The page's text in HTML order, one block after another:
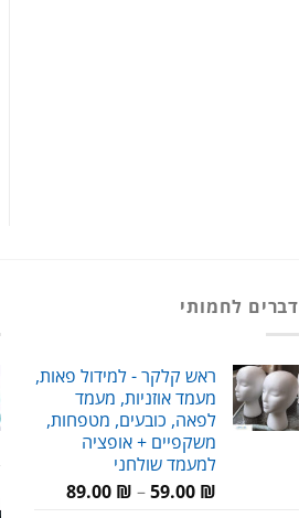
דברים לחמותי
ראש קלקר - למידול פאות,
מעמד אוזניות, מעמד
לפאה, כובעים, מטפחות,
משקפיים + אופציה
למעמד שולחני
59.00 ₪
–
89.00 ₪
טווח